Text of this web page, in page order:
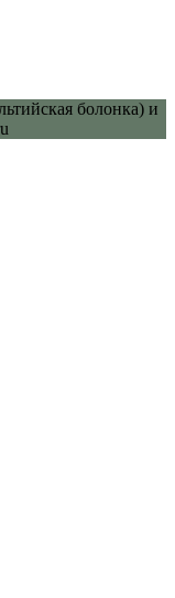
болонка) и